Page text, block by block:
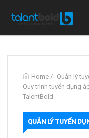
Home / Quản lý
Quy trình tuyển dụng
TalentBold
QUẢN LÝ TUYỂN